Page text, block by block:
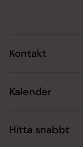
Kontakt
Kalender
Hitta snabbt